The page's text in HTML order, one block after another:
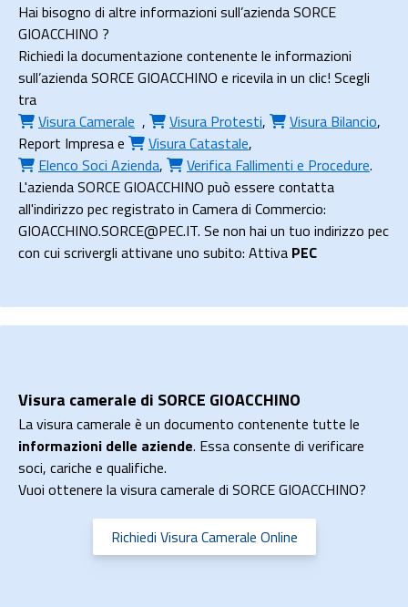
Hai bisogno di altre informazioni sull’azienda SORCE
GIOACCHINO ?
Richiedi la documentazione contenente le informazioni
sull’azienda SORCE GIOACCHINO e ricevila in un clic! Scegli
tra
Visura Camerale , Visura Protesti, Visura Bilancio,
Report Impresae Visura Catastale,
Elenco Soci Azienda, Verifica Fallimenti e Procedure.
L'azienda SORCE GIOACCHINO può essere contatta
all'indirizzo pec registrato in Camera di Commercio:
GIOACCHINO.SORCE@PEC.IT. Se non hai un tuo indirizzo pec
con cui scrivergli attivane uno subito: Attiva PEC
Visura camerale di SORCE GIOACCHINO
La visura camerale è un documento contenente tutte le
informazioni delle aziende. Essa consente di verificare
soci, cariche e qualifiche.
Vuoi ottenere la visura camerale di SORCE GIOACCHINO?
Richiedi Visura Camerale Online